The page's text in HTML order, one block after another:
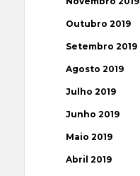
Outubro 2019
Setembro 2019
Agosto 2019
Julho 2019
Junho 2019
Maio 2019
Abril 2019